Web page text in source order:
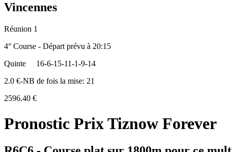
Vincennes
Réunion 1
4° Course - Départ prévu à 20:15
Quinte
16-6-15-11-1-9-14
2.0 €-NB de fois la mise: 21
2596.40 €
Pronostic Prix Tiznow Forever